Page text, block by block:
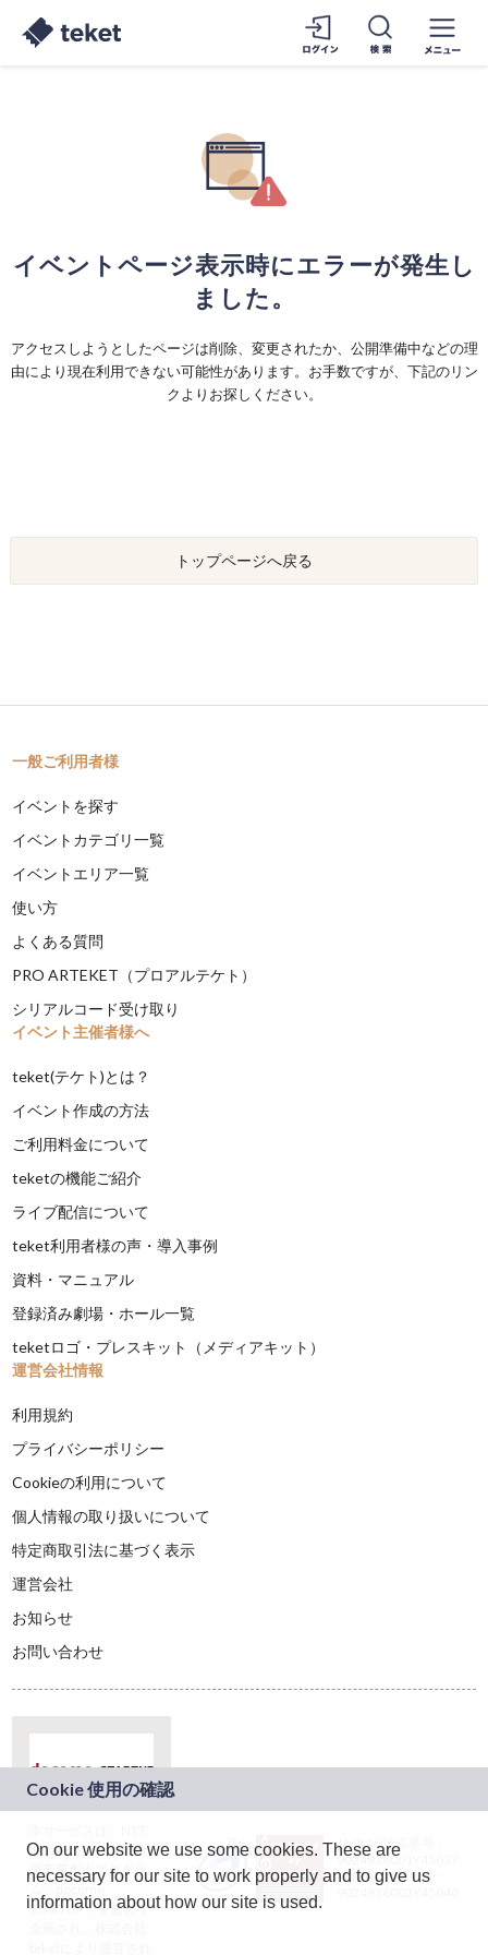
イベントページ表示時にエラーが発生し
ました。
アクセスしようとしたページは削除、変更されたか、公開準備中などの理
由により現在利用できない可能性があります。お手数ですが、下記のリン
クよりお探しください。
トップページへ戻る
一般ご利用者様
イベントを探す
イベントカテゴリ一覧
イベントエリア一覧
使い方
よくある質問
PRO ARTEKET（プロアルテケト）
シリアルコード受け取り
イベント主催者様へ
teket(テケト)とは？
イベント作成の方法
ご利用料金について
teketの機能ご紹介
ライブ配信について
teket利用者様の声・導入事例
資料・マニュアル
登録済み劇場・ホール一覧
teketロゴ・プレスキット（メディアキット）
運営会社情報
利用規約
プライバシーポリシー
Cookieの利用について
個人情報の取り扱いについて
特定商取引法に基づく表示
運営会社
お知らせ
お問い合わせ
ドコモグループの新
規事業創出プログラ
ム「docomo
STARTUP」を通じて
JASRAC許諾番号：
9024936001Y45037
JASRAC許諾番号：
On our website we use some cookies. These are
necessary for our site to work properly and to give us
information about how our site is used.